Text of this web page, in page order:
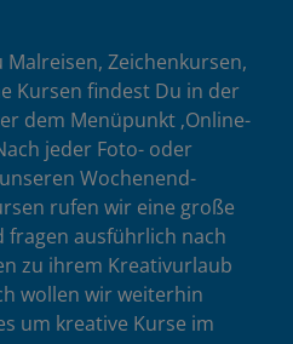
Zeichenkursen,
Kursen findest Du in der
dem Menüpunkt ‚Online-
jeder Foto- oder
Wochenend-
rufen wir eine große
fragen ausführlich nach
zu ihrem Kreativurlaub
wollen wir weiterhin
um kreative Kurse im